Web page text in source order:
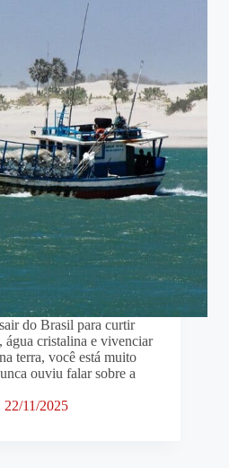
do Brasil para curtir
água cristalina e vivenciar
terra, você está muito
ouviu falar sobre a
22/11/2025